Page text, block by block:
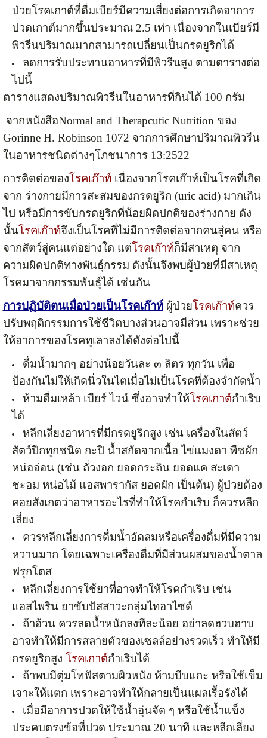
ป่วยโรคเกาต์ที่ดื่มเบียร์มีความเสี่ยงต่อการเกิดอาการ
ปวดเกาต์มากขึ้นประมาณ 2.5 เท่า เนื่องจากในเบียร์มี
พิวรีนปริมาณมากสามารถเปลี่ยนเป็นกรดยูริกได้
ลดการรับประทานอาหารที่มีพิวรีนสูง ตามตารางต่อ
ไปนี้
ตารางแสดงปริมาณพิวรีนในอาหารที่กินได้ 100 กรัม
จากหนังสือNormal and Therapcutic Nutrition ของ
Gorinne H. Robinson 1072 จากการศึกษาปริมาณพิวรีน
ในอาหารชนิดต่างๆโภชนาการ 13:2522
การติดต่อของโรคเก๊าท์ เนื่องจากโรคเก๊าท์เป็นโรคที่เกิด
จาก ร่างกายมีการสะสมของกรดยูริก (uric acid) มากเกิน
ไป หรือมีการขับกรดยูริกที่น้อยผิดปกติของร่างกาย ดัง
นั้นโรคเก๊าท์จึงเป็นโรคที่ไม่มีการติดต่อจากคนสู่คน หรือ
จากสัตว์สู่คนแต่อย่างใด แต่โรคเก๊าท์ก็มีสาเหตุ จาก
ความผิดปกติทางพันธุ์กรรม ดังนั้นจึงพบผู้ป่วยที่มีสาเหตุ
โรคมาจากกรรมพันธุ์ได้ เช่นกัน
การปฏิบัติตนเมื่อป่วยเป็นโรคเก๊าท์ผู้ป่วยโรคเก๊าท์ควร
ปรับพฤติกรรมการใช้ชีวิตบางส่วนอาจมีส่วน เพราะช่วย
ให้อาการของโรคทุเลาลงได้ดังต่อไปนี้
ดื่มน้ำมากๆ อย่างน้อยวันละ ๓ ลิตร ทุกวัน เพื่อ
ป้องกันไม่ให้เกิดนิ่วในไตเมื่อไม่เป็นโรคที่ต้องจำกัดน้ำ
ห้ามดื่มเหล้า เบียร์ ไวน์ ซึ่งอาจทำให้โรคเกาต์กำเริบ
ได้
หลีกเลี่ยงอาหารที่มีกรดยูริกสูง เช่น เครื่องในสัตว์
สัตว์ปีกทุกชนิด กะปิ น้ำสกัดจากเนื้อ ไข่แมงดา พืชผัก
หน่ออ่อน (เช่น ถั่วงอก ยอดกระถิน ยอดแค สะเดา
ชะอม หน่อไม้ แอสพารากัส ยอดผัก เป็นต้น) ผู้ป่วยต้อง
คอยสังเกตว่าอาหารอะไรที่ทำให้โรคกำเริบ ก็ควรหลีก
เลี่ยง
ควรหลีกเลี่ยงการดื่มน้ำอัดลมหรือเครื่องดื่มที่มีความ
หวานมาก โดยเฉพาะเครื่องดื่มที่มีส่วนผสมของน้ำตาล
ฟรุกโตส
หลีกเลี่ยงการใช้ยาที่อาจทำให้โรคกำเริบ เช่น
แอสไพริน ยาขับปัสสาวะกลุ่มไทอาไซด์
ถ้าอ้วน ควรลดน้ำหนักลงทีละน้อย อย่าลดฮวบฮาบ
อาจทำให้มีการสลายตัวของเซลล์อย่างรวดเร็ว ทำให้มี
กรดยูริกสูง โรคเกาต์กำเริบได้
ถ้าพบมีตุ่มโทฟัสตามผิวหนัง ห้ามบีบแกะ หรือใช้เข็ม
เจาะให้แตก เพราะอาจทำให้กลายเป็นแผลเรื้อรังได้
เมื่อมีอาการปวดให้ใช้น้ำอุ่นจัด ๆ หรือใช้น้ำแข็ง
ประคบตรงข้อที่ปวด ประมาณ 20 นาที และหลีกเลี่ยง